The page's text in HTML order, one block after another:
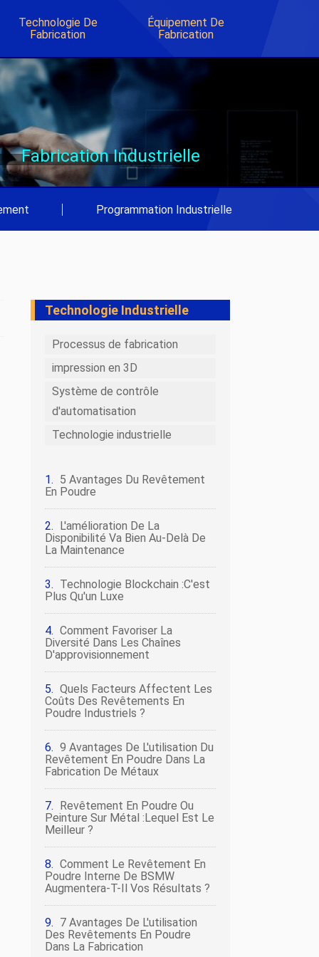
Technologie De
Fabrication
Équipement De
Fabrication
Fabrication Industrielle
Programmation Industrielle
Technologie Industrielle
Processus de fabrication
impression en 3D
Système de contrôle
d'automatisation
Technologie industrielle
5 Avantages Du Revêtement
En Poudre
L'amélioration De La
Disponibilité Va Bien Au-Delà De
La Maintenance
Technologie Blockchain :c'est
Plus Qu'un Luxe
Comment Favoriser La
Diversité Dans Les Chaînes
D'approvisionnement
Quels Facteurs Affectent Les
Coûts Des Revêtements En
Poudre Industriels ?
9 Avantages De L'utilisation Du
Revêtement En Poudre Dans La
Fabrication De Métaux
Revêtement En Poudre Ou
Peinture Sur Métal :lequel Est Le
Meilleur ?
Comment Le Revêtement En
Poudre Interne De BSMW
Augmentera-T-Il Vos Résultats ?
7 Avantages De L'utilisation
Des Revêtements En Poudre
Dans La Fabrication